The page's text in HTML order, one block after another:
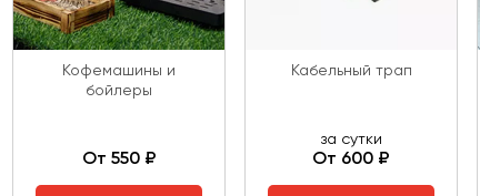
Кофемашины и
бойлеры
От 550 ₽
Кабельный трап
за сутки
От 600 ₽